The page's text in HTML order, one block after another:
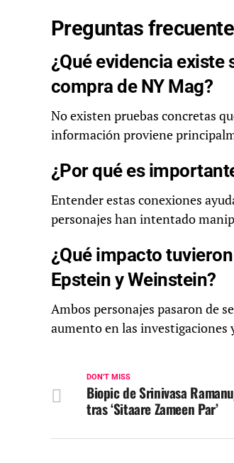
Preguntas
¿Qué evidencia
compra de NY Mag?
No existen pruebas concretas
información proviene
¿Por qué es
Entender estas conexiones
personajes han intentado
¿Qué impacto
Epstein y Weinstein?
Ambos personajes pasaron de
aumento en las investigaciones
DON'T MISS
Biopic de Srinivasa
tras ‘Sitaare Zameen Par’